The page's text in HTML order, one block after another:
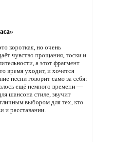
короткая, но очень
чувство прощания, тоски и
а этот фрагмент
время уходит, и хочется
песни говорит само за себя:
ещё немного времени —
шансона стиле, звучит
выбором для тех, кто
и расставании.